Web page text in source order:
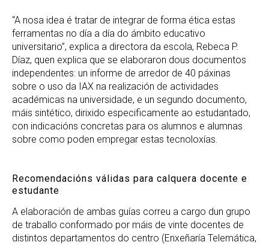
“A nosa idea é tratar de integrar de forma ética estas
ferramentas no día a día do ámbito educativo
universitario”, explica a directora da escola, Rebeca P.
Díaz, quen explica que se elaboraron dous documentos
independentes: un informe de arredor de 40 páxinas
sobre o uso da IAX na realización de actividades
académicas na universidade, e un segundo documento,
máis sintético, dirixido especificamente ao estudantado,
con indicacións concretas para os alumnos e alumnas
sobre como poden empregar estas tecnoloxías.
Recomendacións válidas para calquera docente e
estudante
A elaboración de ambas guías correu a cargo dun grupo
de traballo conformado por máis de vinte docentes de
distintos departamentos do centro (Enxeñaría Telemática,